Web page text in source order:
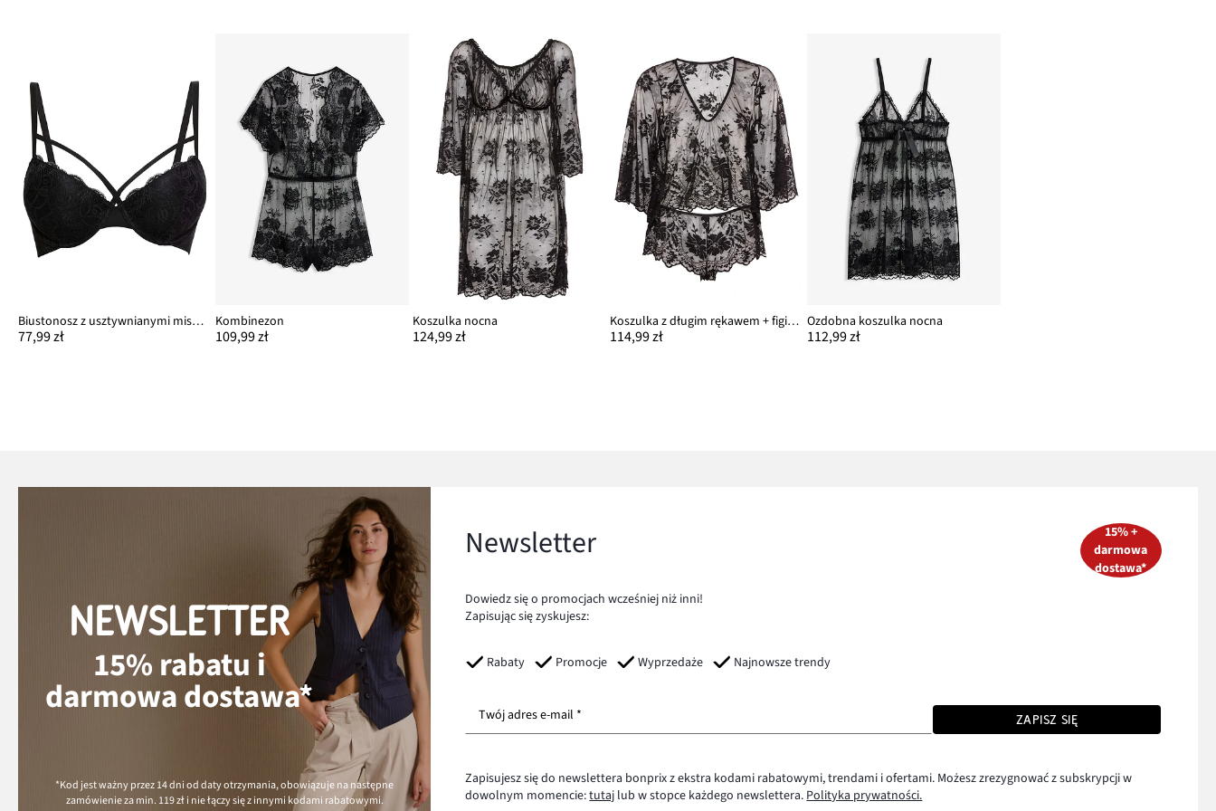
Biustonosz z usztywnianymi miseczkami z delikatną koronką
77,99 zł
Kombinezon
109,99 zł
Koszulka nocna
124,99 zł
Koszulka z długim rękawem + figi panty (2 części)
114,99 zł
Ozdobna koszulka nocna
112,99 zł
NEWSLETTER
15% rabatu i
darmowa dostawa*
*Kod jest ważny przez 14 dni od daty otrzymania, obowiązuje na następne
zamówienie za min. 119 złi nie łączy się z innymi kodami rabatowymi.
Newsletter
Dowiedz się o promocjach wcześniej niż inni!
Zapisując się zyskujesz:
Rabaty Promocje Wyprzedaże Najnowsze trendy
15% +
darmowa
dostawa*
Twój adres e-mail * ZAPISZ SIĘ
Zapisujesz się do newslettera bonprix z ekstra kodami rabatowymi, trendami i ofertami. Możesz zrezygnować z subskrypcji w
dowolnym momencie:tutaj lub w stopce każdego newslettera. Polityka prywatności.